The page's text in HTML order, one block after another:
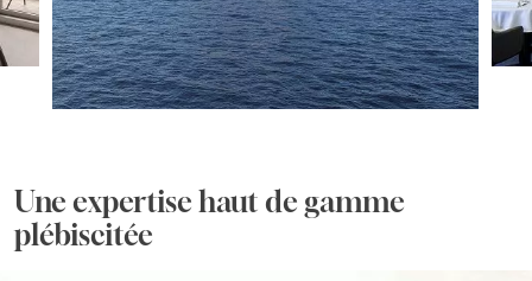
Une expertise haut de gamme
plébiscitée